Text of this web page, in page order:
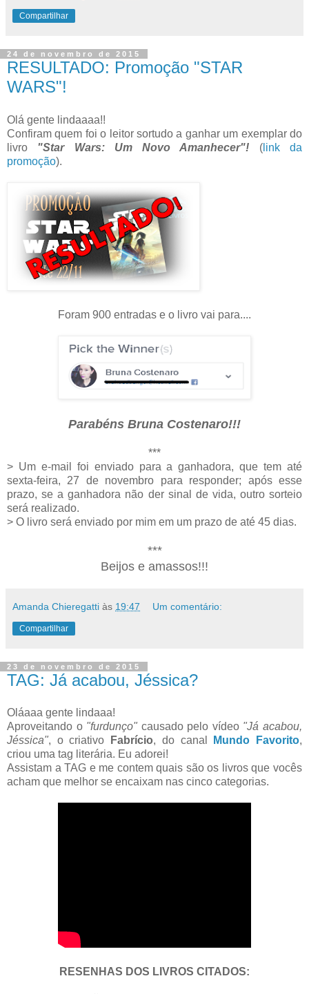
Compartilhar
24 de novembro de 2015
RESULTADO: Promoção "STAR
WARS"!
Olá gente lindaaaa!!
Confiram quem foi o leitor sortudo a ganhar um exemplar do
livro "Star Wars: Um Novo Amanhecer"! (link da
promoção).
Foram 900 entradas e o livro vai para....
Parabéns Bruna Costenaro!!!
***
> Um e-mail foi enviado para a ganhadora, que tem até
sexta-feira, 27 de novembro para responder; após esse
prazo, se a ganhadora não der sinal de vida, outro sorteio
será realizado.
> O livro será enviado por mim em um prazo de até 45 dias.
***
Beijos e amassos!!!
Amanda Chieregatti às 19:47 Um comentário:
Compartilhar
23 de novembro de 2015
TAG: Já acabou, Jéssica?
Oláaaa gente lindaaa!
Aproveitando o "furdunço" causado pelo vídeo"Já acabou,
Jéssica", o criativo Fabrício, do canal Mundo Favorito,
criou uma tag literária. Eu adorei!
Assistam a TAG e me contem quais são os livros que vocês
acham que melhor se encaixam nas cinco categorias.
RESENHAS DOS LIVROS CITADOS: